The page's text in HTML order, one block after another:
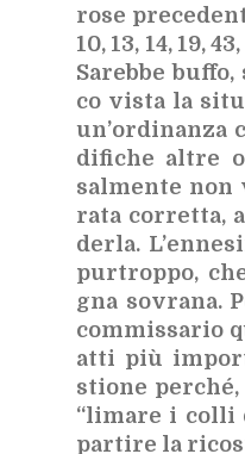
ro­se
10, 13, 14, 19,
Sa­reb­be
co vi­sta la
un’or­di­nan­za
di­fi­che al­tre
sal­men­te non
ra­ta cor­ret­ta,
der­la.
pur­trop­po,
gna so­vra­na.
com­mis­sa­rio
atti più
stio­ne per­ché,
“li­ma­re i col­li
par­ti­re la